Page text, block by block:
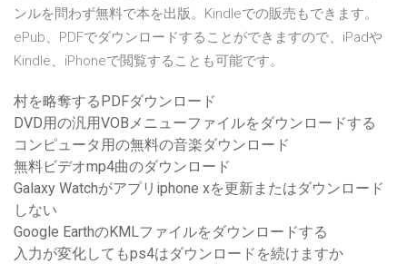
ンルを問わず無料で本を出版。Kindleでの販売もできます。
ePub、PDFでダウンロードすることができますので、iPadや
Kindle、iPhoneで閲覧することも可能です。
村を略奪するPDFダウンロード
DVD用の汎用VOBメニューファイルをダウンロードする
コンピュータ用の無料の音楽ダウンロード
無料ビデオmp4曲のダウンロード
Galaxy Watchがアプリiphone xを更新またはダウンロード
しない
Google EarthのKMLファイルをダウンロードする
入力が変化してもps4はダウンロードを続けますか